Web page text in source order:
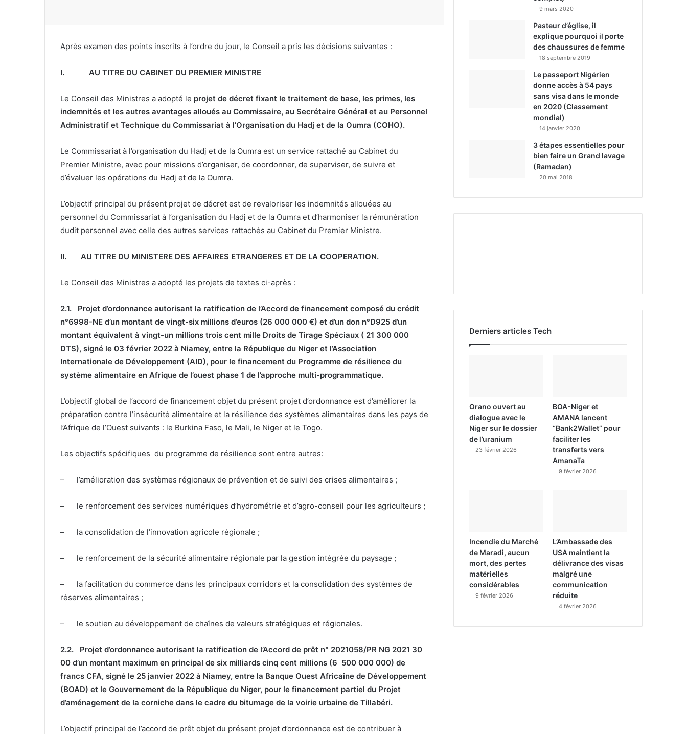
Après examen des points inscrits à l’ordre du jour, le Conseil a pris les décisions suivantes :
I. AU TITRE DU CABINET DU PREMIER MINISTRE
Le Conseil des Ministres a adopté le projet de décret fixant le traitement de base, les primes, les
indemnités et les autres avantages alloués au Commissaire, au Secrétaire Général et au Personnel
Administratif et Technique du Commissariat à l’Organisation du Hadj et de la Oumra (COHO).
Le Commissariat à l’organisation du Hadj et de la Oumra est un service rattaché au Cabinet du
Premier Ministre, avec pour missions d’organiser, de coordonner, de superviser, de suivre et
d’évaluer les opérations du Hadj et de la Oumra.
L’objectif principal du présent projet de décret est de revaloriser les indemnités allouées au
personnel du Commissariat à l’organisation du Hadj et de la Oumra et d’harmoniser la rémunération
dudit personnel avec celle des autres services rattachés au Cabinet du Premier Ministre.
II. AU TITRE DU MINISTERE DES AFFAIRES ETRANGERES ET DE LA COOPERATION.
Le Conseil des Ministres a adopté les projets de textes ci-après :
2.1. Projet d’ordonnance autorisant la ratification de l’Accord de financement composé du crédit
n°6998-NE d’un montant de vingt-six millions d’euros (26 000 000 €) et d’un don n°D925 d’un
montant équivalent à vingt-un millions trois cent mille Droits de Tirage Spéciaux ( 21 300 000
DTS), signé le 03 février 2022 à Niamey, entre la République du Niger et l’Association
Internationale de Développement (AID), pour le financement du Programme de résilience du
système alimentaire en Afrique de l’ouest phase 1 de l’approche multi-programmatique.
L’objectif global de l’accord de financement objet du présent projet d’ordonnance est d’améliorer la
préparation contre l’insécurité alimentaire et la résilience des systèmes alimentaires dans les pays de
l’Afrique de l’Ouest suivants : le Burkina Faso, le Mali, le Niger et le Togo.
Les objectifs spécifiques du programme de résilience sont entre autres:
– l’amélioration des systèmes régionaux de prévention et de suivi des crises alimentaires ;
– le renforcement des services numériques d’hydrométrie et d’agro-conseil pour les agriculteurs ;
– la consolidation de l’innovation agricole régionale ;
– le renforcement de la sécurité alimentaire régionale par la gestion intégrée du paysage ;
– la facilitation du commerce dans les principaux corridors et la consolidation des systèmes de
réserves alimentaires ;
– le soutien au développement de chaînes de valeurs stratégiques et régionales.
2.2. Projet d’ordonnance autorisant la ratification de l’Accord de prêt n° 2021058/PR NG 2021 30
00 d’un montant maximum en principal de six milliards cinq cent millions (6 500 000 000) de
francs CFA, signé le 25 janvier 2022 à Niamey, entre la Banque Ouest Africaine de Développement
(BOAD) et le Gouvernement de la République du Niger, pour le financement partiel du Projet
d’aménagement de la corniche dans le cadre du bitumage de la voirie urbaine de Tillabéri.
L’objectif principal de l’accord de prêt objet du présent projet d’ordonnance est de contribuer à
9 mars 2020
Pasteur d’église, il
explique pourquoi il porte
des chaussures de femme
18 septembre 2019
Le passeport Nigérien
donne accès à 54 pays
sans visa dans le monde
en 2020 (Classement
mondial)
14 janvier 2020
3 étapes essentielles pour
bien faire un Grand lavage
(Ramadan)
20 mai 2018
Derniers articles Tech
Orano ouvert au
dialogue avec le
Niger sur le dossier
de l’uranium
23 février 2026
BOA-Niger et
AMANA lancent
“Bank2Wallet” pour
faciliter les
transferts vers
AmanaTa
9 février 2026
Incendie du Marché
de Maradi, aucun
mort, des pertes
matérielles
considérables
9 février 2026
L’Ambassade des
USA maintient la
délivrance des visas
malgré une
communication
réduite
4 février 2026